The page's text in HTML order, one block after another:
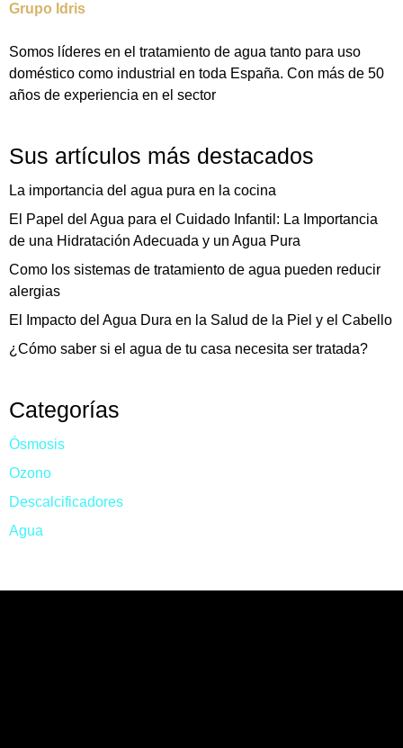
Grupo Idris
Somos líderes en el tratamiento de agua tanto para uso
doméstico como industrial en toda España. Con más de 50
años de experiencia en el sector
Sus artículos más destacados
La importancia del agua pura en la cocina
El Papel del Agua para el Cuidado Infantil: La Importancia
de una Hidratación Adecuada y un Agua Pura
Como los sistemas de tratamiento de agua pueden reducir
alergias
El Impacto del Agua Dura en la Salud de la Piel y el Cabello
¿Cómo saber si el agua de tu casa necesita ser tratada?
Categorías
Ósmosis
Ozono
Descalcificadores
Agua